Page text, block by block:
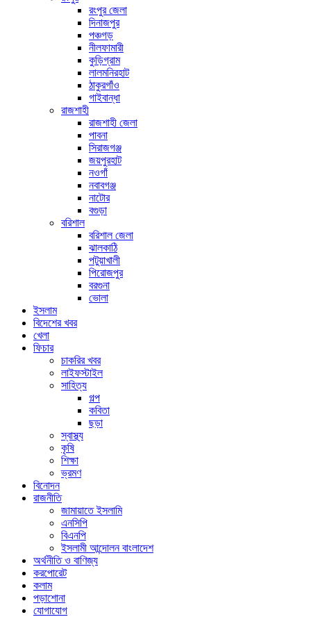
রংপুর জেলা
দিনাজপুর
পঞ্চগড়
নীলফামারী
কুড়িগ্রাম
লালমনিরহাট
ঠাকুরগাঁও
গাইবান্ধা
রাজশাহী
রাজশাহী জেলা
পাবনা
সিরাজগঞ্জ
জয়পুরহাট
নওগাঁ
নবাবগঞ্জ
নাটোর
বগুড়া
বরিশাল
বরিশাল জেলা
ঝালকাঠি
পটুয়াখালী
পিরোজপুর
বরগুনা
ভোলা
ইসলাম
বিদেশের খবর
খেলা
ফিচার
চাকরির খবর
লাইফস্টাইল
সাহিত্য
গল্প
কবিতা
ছড়া
স্বাস্থ্য
কৃষি
শিক্ষা
ভ্রমণ
বিনোদন
রাজনীতি
জামায়াতে ইসলামি
এনসিপি
বিএনপি
ইসলামী আন্দোলন বাংলাদেশ
অর্থনীতি ও বাণিজ্য
করপোরেট
কলাম
পড়াশোনা
যোগাযোগ